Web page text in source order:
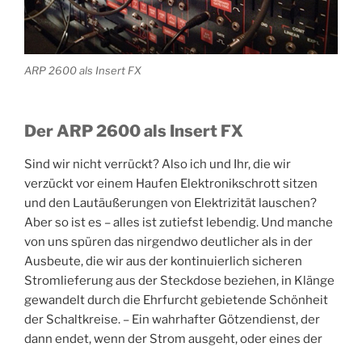
ARP 2600 als Insert FX
Der ARP 2600 als Insert FX
Sind wir nicht verrückt? Also ich und Ihr, die wir
verzückt vor einem Haufen Elektronikschrott sitzen
und den Lautäußerungen von Elektrizität lauschen?
Aber so ist es – alles ist zutiefst lebendig. Und manche
von uns spüren das nirgendwo deutlicher als in der
Ausbeute, die wir aus der kontinuierlich sicheren
Stromlieferung aus der Steckdose beziehen, in Klänge
gewandelt durch die Ehrfurcht gebietende Schönheit
der Schaltkreise. – Ein wahrhafter Götzendienst, der
dann endet, wenn der Strom ausgeht, oder eines der